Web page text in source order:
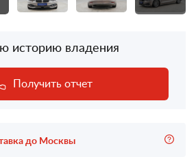
историю владения
Получить отчет
до Москвы